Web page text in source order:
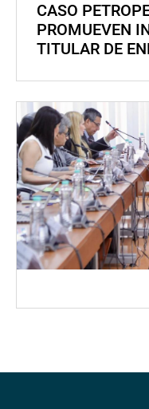
CASO
PROMUEVEN
TITULAR DE